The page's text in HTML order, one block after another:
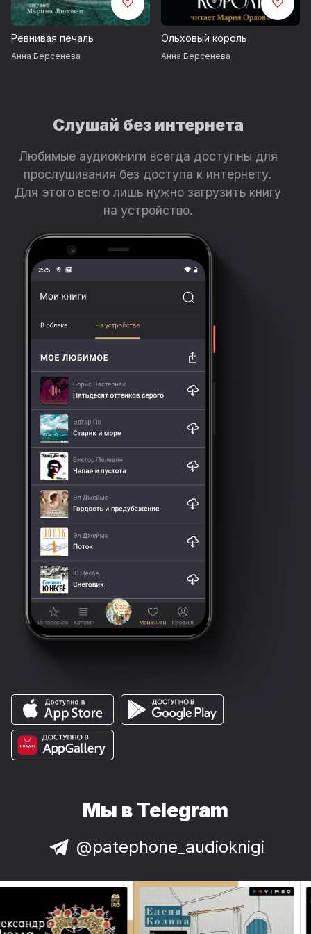
«Ермоловы», «Гадание при
свечах», «Слабости сильной
женщины».
Ревнивая печаль
Анна Берсенева
Ольховый король
Анна Берсенева
Слушай без интернета
Любимые аудиокниги всегда доступны для
прослушивания без доступа к интернету.
Для этого всего лишь нужно загрузить книгу
на устройство.
Мы в Telegram
@patephone_audioknigi